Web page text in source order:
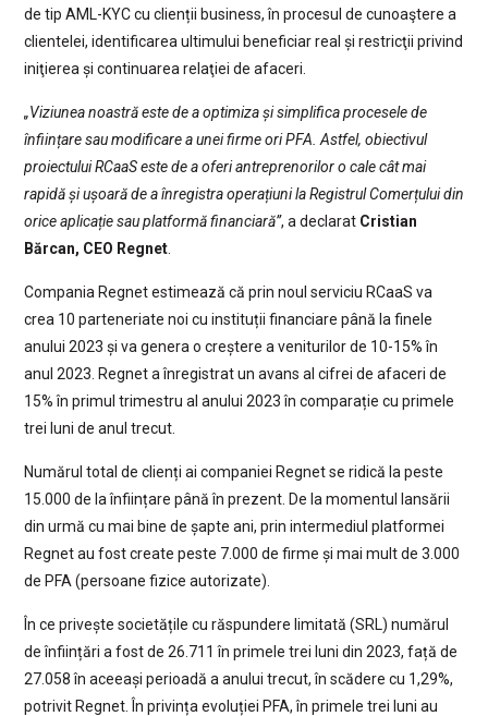
de tip AML-KYC cu clienții business, în procesul de cunoaştere a
clientelei, identificarea ultimului beneficiar real și restricţii privind
iniţierea și continuarea relaţiei de afaceri.
„Viziunea noastră este de a optimiza și simplifica procesele de
înființare sau modificare a unei firme ori PFA. Astfel, obiectivul
proiectului RCaaS este de a oferi antreprenorilor o cale cât mai
rapidă și ușoară de a înregistra operațiuni la Registrul Comerțului din
orice aplicație sau platformă financiară”, a declaratCristian
Bărcan, CEO Regnet.
Compania Regnet estimează că prin noul serviciu RCaaS va
crea 10 parteneriate noi cu instituții financiare până la finele
anului 2023 și va genera o creștere a veniturilor de 10-15% în
anul 2023. Regnet a înregistrat un avans al cifrei de afaceri de
15% în primul trimestru al anului 2023 în comparație cu primele
trei luni de anul trecut.
Numărul total de clienți ai companiei Regnet se ridică la peste
15.000 de la înființare până în prezent. De la momentul lansării
din urmă cu mai bine de șapte ani, prin intermediul platformei
Regnet au fost create peste 7.000 de firme și mai mult de 3.000
de PFA (persoane fizice autorizate).
În ce privește societățile cu răspundere limitată (SRL) numărul
de înființări a fost de 26.711 în primele trei luni din 2023, față de
27.058 în aceeași perioadă a anului trecut, în scădere cu 1,29%,
potrivit Regnet. În privința evoluției PFA, în primele trei luni au